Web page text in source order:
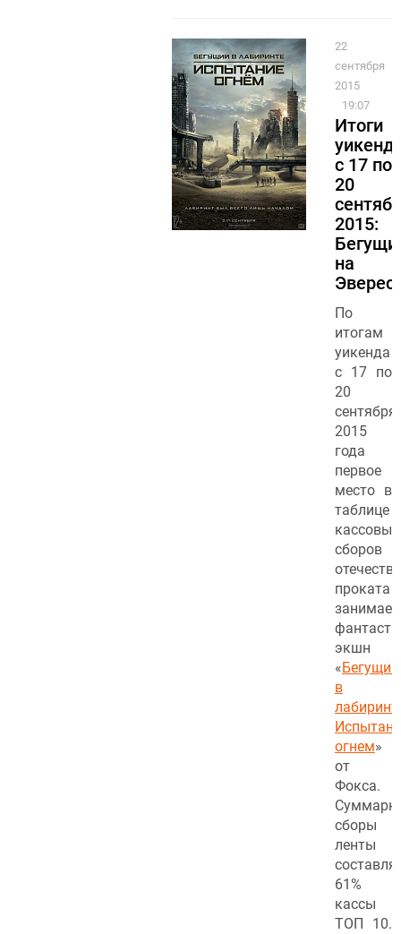
22
сентября
2015
19:07
Итоги
с 17 по
20
2015:
на
По
итогам
уикенда
с 17 по
20
сентября
2015
года
первое
место в
таблице
кассовых
сборов
проката
занимает
экшн
«Бегущий
в
огнем»
от
Фокса.
сборы
ленты
61%
кассы
ТОП 10.